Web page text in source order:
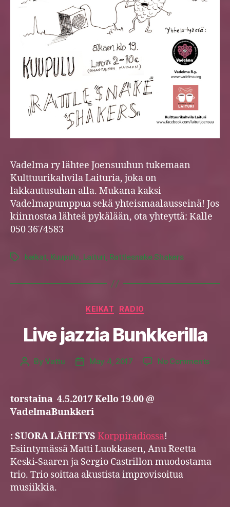
Vadelma ry lähtee Joensuuhun tukemaan
Kulttuurikahvila Laituria, joka on
lakkautusuhan alla. Mukana kaksi
Vadelmapumppua sekä yhteismaalausseinä! Jos
kiinnostaa lähteä pykälään, ota yhteyttä: Kalle
050 3674583
Tagskeikat, Kuupulu, Laituri, Rattlesnake Shakers
Categories
KEIKAT RADIO
Live jazzia Bunkkerilla
PostByVattu
PostMay 4, 2017 No Commentson
torstaina 4.5.2017 Kello 19.00 @
VadelmaBunkkeri
: SUORA LÄHETYS Korppiradiossa!
Esiintymässä Matti Luokkasen, Anu Reetta
Keski-Saaren ja Sergio Castrillon muodostama
trio. Trio soittaa akustista improvisoitua
musiikkia.